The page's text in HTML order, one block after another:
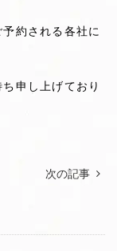
約される各社に
申し上げており
次の記事